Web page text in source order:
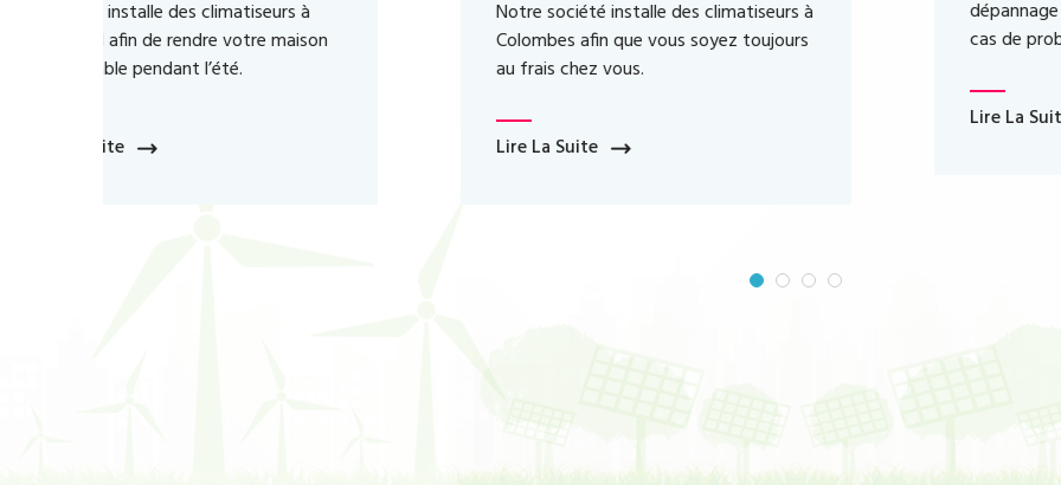
Notre société installe des climatiseurs à
Colombes afin que vous soyez toujours
au frais chez vous.
dépannage de votre climatisation en
cas de problème.